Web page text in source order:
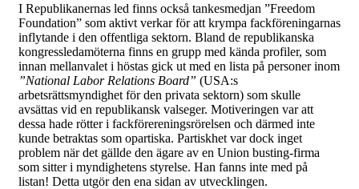
I Republikanernas led finns också tankesmedjan ”Freedom
Foundation” som aktivt verkar för att krympa fackföreningarnas
inflytande i den offentliga sektorn. Bland de republikanska
kongressledamöterna finns en grupp med kända profiler, som
innan mellanvalet i höstas gick ut med en lista på personer inom
”National Labor Relations Board” (USA:s
arbetsrättsmyndighet för den privata sektorn) som skulle
avsättas vid en republikansk valseger. Motiveringen var att
dessa hade rötter i fackförereningsrörelsen och därmed inte
kunde betraktas som opartiska. Partiskhet var dock inget
problem när det gällde den ägare av en Union busting-firma
som sitter i myndighetens styrelse. Han fanns inte med på
listan! Detta utgör den ena sidan av utvecklingen.